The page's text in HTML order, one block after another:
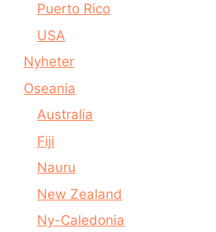
Puerto Rico
USA
Nyheter
Oseania
Australia
Fiji
Nauru
New Zealand
Ny-Caledonia